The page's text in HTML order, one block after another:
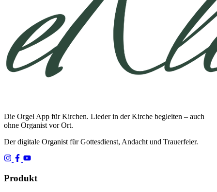
Die Orgel App für Kirchen. Lieder in der Kirche begleiten – auch
ohne Organist vor Ort.
Der digitale Organist für Gottesdienst, Andacht und Trauerfeier.
Produkt